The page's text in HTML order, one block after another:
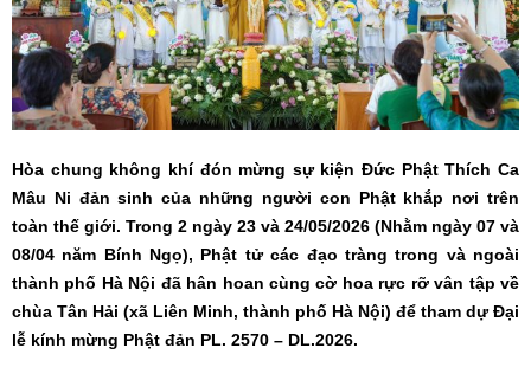
Hòa chung không khí đón mừng sự kiện Đức Phật Thích Ca
Mâu Ni đản sinh của những người con Phật khắp nơi trên
toàn thế giới. Trong 2 ngày 23 và 24/05/2026 (Nhằm ngày 07 và
08/04 năm Bính Ngọ), Phật tử các đạo tràng trong và ngoài
thành phố Hà Nội đã hân hoan cùng cờ hoa rực rỡ vân tập về
chùa Tân Hải (xã Liên Minh, thành phố Hà Nội) để tham dự Đại
lễ kính mừng Phật đản PL. 2570 – DL.2026.